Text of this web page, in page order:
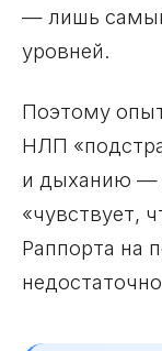
— лишь
уровней.
Поэтому
НЛП
и дыханию —
«чувствует,
Раппорта на